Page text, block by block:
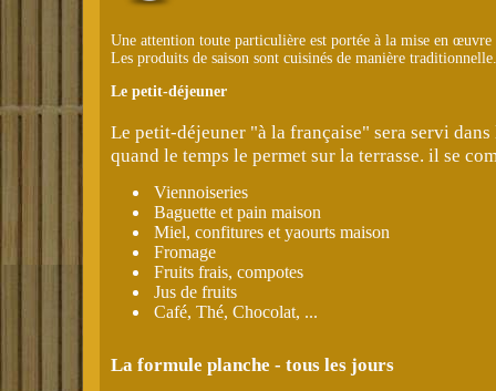
Une attention toute particulière est portée à la mise en
Les produits de saison sont cuisinés de manière traditionnelle.
Le petit-déjeuner
Le petit-déjeuner "à la française" sera servi dans
quand le temps le permet sur la terrasse. il se
Viennoiseries
Baguette et pain maison
Miel, confitures et yaourts maison
Fromage
Fruits frais, compotes
Jus de fruits
Café, Thé, Chocolat, ...
La formule planche - tous les jours